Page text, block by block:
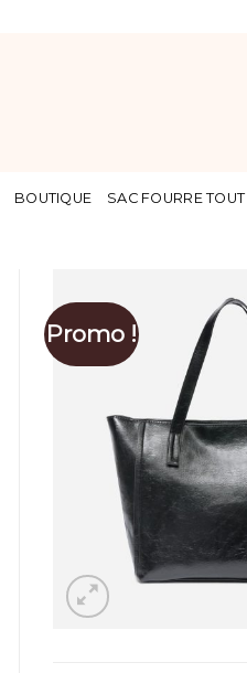
BOUTIQUE SAC FOURRE TOUT
Promo !